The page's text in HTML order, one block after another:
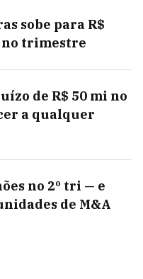
sobe para R$
no trimestre
de R$ 50 mi no
a qualquer
no 2º tri — e
de M&A